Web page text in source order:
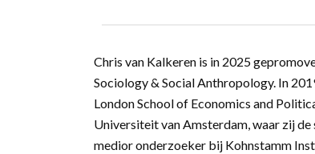
Chris van Kalkeren is in 2025
Sociology & Social Anthropology. In
London School of Economics and
Universiteit van Amsterdam, waar zij
medior onderzoeker bij Kohnstamm